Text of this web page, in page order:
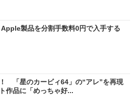
製品を分割手数料0円で入手する
「星のカービィ64」の“アレ”を再現
作品に「めっちゃ好...